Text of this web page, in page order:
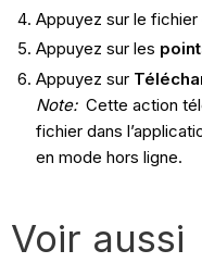
Appuyez sur le
Appuyez sur les
Appuyez sur
Note: Cette action
fichier dans
en mode hors ligne.
Voir aussi